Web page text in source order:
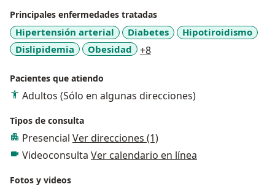
Conmigo encuentras una consulta humana y
profesional.
Principales enfermedades tratadas
Hipertensión arterial Diabetes
Hipotiroidismo
Dislipidemia
Obesidad +8a11y_sr_more_diseases
Pacientes que atiendo
Adultos (Sólo en algunas direcciones)
Tipos de consulta
Presencial Ver direcciones (1)
Videoconsulta Ver calendario en línea
Fotos y videos